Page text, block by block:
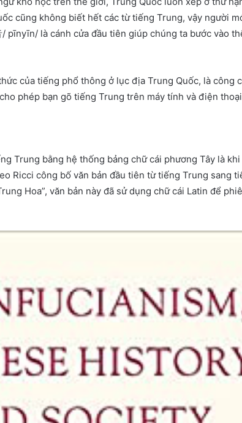
cũng không biết hết các từ tiếng Trung, vậy người
/ pīnyīn/ là cánh cửa đầu tiên giúp chúng ta bước vào
của tiếng phổ thông ở lục địa Trung Quốc, là công
phép bạn gõ tiếng Trung trên máy tính và điện
Trung bằng hệ thống bảng chữ cái phương Tây là khi
Ricci công bố văn bản đầu tiên từ tiếng Trung sang
Hoa”, văn bản này đã sử dụng chữ cái Latin để